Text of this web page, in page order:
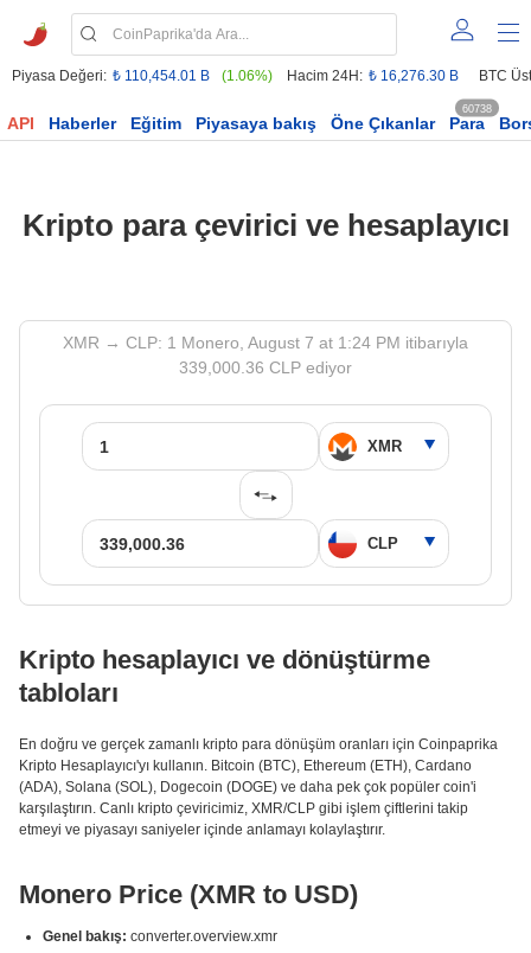
Piyasa Değeri: ₺ 110,454.01 B (1.06%) Hacim 24H: ₺ 16,276.30 B BTC
API Haberler Eğitim Piyasaya bakış Öne Çıkanlar Para
60738
Kripto para çevirici ve hesaplayıcı
XMR → CLP: 1 Monero, August 7 at 1:24 PM itibarıyla
339,000.36 CLP ediyor
Kripto hesaplayıcı ve dönüştürme
tabloları
En doğru ve gerçek zamanlı kripto para dönüşüm oranları için Coinpaprika
Kripto Hesaplayıcı'yı kullanın. Bitcoin (BTC), Ethereum (ETH), Cardano
(ADA), Solana (SOL), Dogecoin (DOGE) ve daha pek çok popüler coin'i
karşılaştırın. Canlı kripto çeviricimiz, XMR/CLP gibi işlem çiftlerini takip
etmeyi ve piyasayı saniyeler içinde anlamayı kolaylaştırır.
Monero Price (XMR to USD)
Genel bakış: converter.overview.xmr